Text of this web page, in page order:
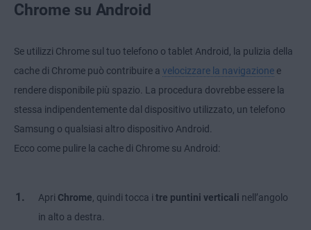
Chrome su Android
Se utilizzi Chrome sul tuo telefono o tablet Android, la pulizia della
cache di Chrome può contribuire a velocizzare la navigazione e
rendere disponibile più spazio. La procedura dovrebbe essere la
stessa indipendentemente dal dispositivo utilizzato, un telefono
Samsung o qualsiasi altro dispositivo Android.
Ecco come pulire la cache di Chrome su Android:
Apri Chrome, quindi tocca i tre puntini verticali nell’angolo
in alto a destra.